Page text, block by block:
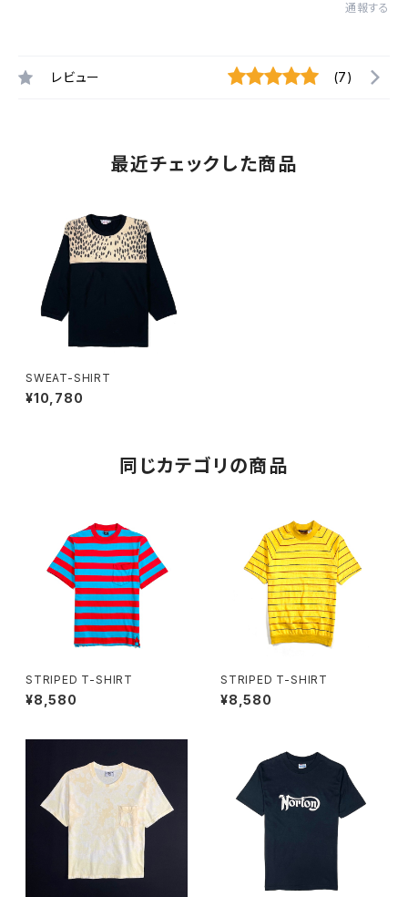
通報する
レビュー (7)
最近チェックした商品
SWEAT-SHIRT
¥10,780
同じカテゴリの商品
STRIPED T-SHIRT
¥8,580
STRIPED T-SHIRT
¥8,580